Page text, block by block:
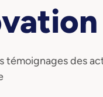
témoignages des